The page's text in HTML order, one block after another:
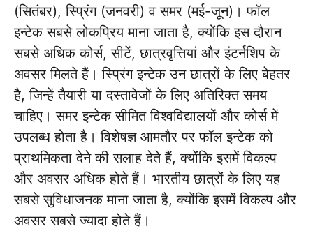
(सितंबर), स्प्रिंग (जनवरी) व समर (मई-जून)। फॉल
इन्टेक सबसे लोकप्रिय माना जाता है, क्योंकि इस दौरान
सबसे अधिक कोर्स, सीटें, छात्रवृत्तियां और इंटर्नशिप के
अवसर मिलते हैं। स्प्रिंग इन्टेक उन छात्रों के लिए बेहतर
है, जिन्हें तैयारी या दस्तावेजों के लिए अतिरिक्त समय
चाहिए। समर इन्टेक सीमित विश्वविद्यालयों और कोर्स में
उपलब्ध होता है। विशेषज्ञ आमतौर पर फॉल इन्टेक को
प्राथमिकता देने की सलाह देते हैं, क्योंकि इसमें विकल्प
और अवसर अधिक होते हैं। भारतीय छात्रों के लिए यह
सबसे सुविधाजनक माना जाता है, क्योंकि इसमें विकल्प और
अवसर सबसे ज्यादा होते हैं।